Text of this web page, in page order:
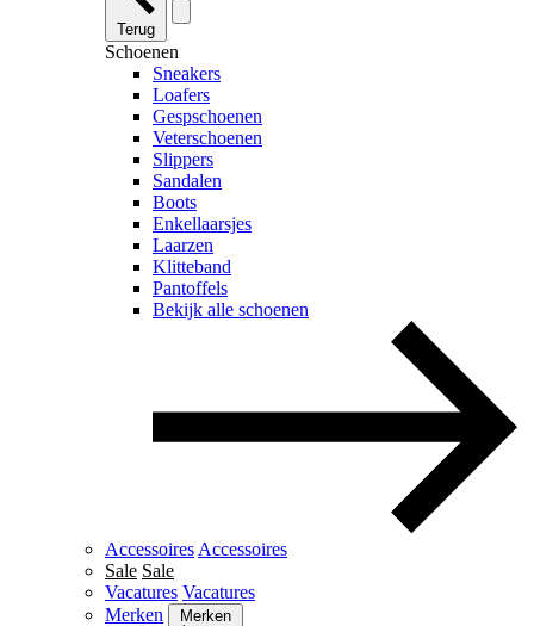
Terug
Schoenen
Sneakers
Loafers
Gespschoenen
Veterschoenen
Slippers
Sandalen
Boots
Enkellaarsjes
Laarzen
Klitteband
Pantoffels
Bekijk alle schoenen
Accessoires Accessoires
Sale Sale
Vacatures Vacatures
Merken
Merken